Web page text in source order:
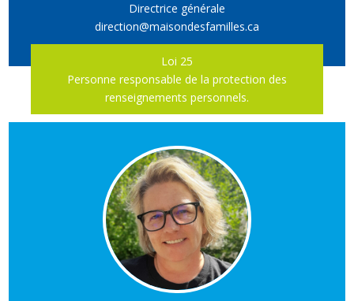
Directrice générale
direction@maisondesfamilles.ca
Loi 25
Personne responsable de la protection des
renseignements personnels.